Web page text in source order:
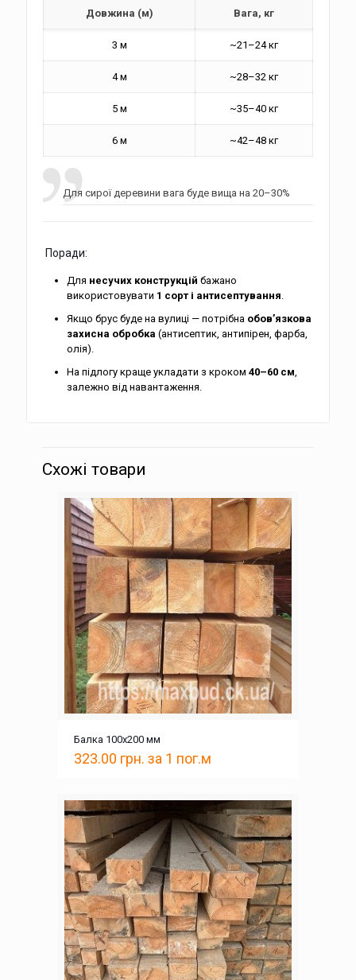
Довжина (м) Вага, кг
3 м ~21–24 кг
4 м ~28–32 кг
5 м ~35–40 кг
6 м ~42–48 кг
Для сирої деревини вага буде вища на 20–30%
Поради:
Для несучих конструкцій бажано
використовувати 1 сорт і антисептування.
Якщо брус буде на вулиці — потрібна обов’язкова
захисна обробка (антисептик, антипірен, фарба,
олія).
На підлогу краще укладати з кроком 40–60 см,
залежно від навантаження.
Схожі товари
Балка 100х200 мм
323.00 грн. за 1 пог.м